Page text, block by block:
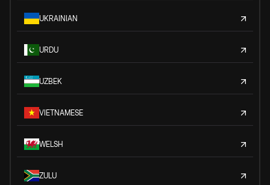
UKRAINIAN
URDU
UZBEK
VIETNAMESE
WELSH
ZULU